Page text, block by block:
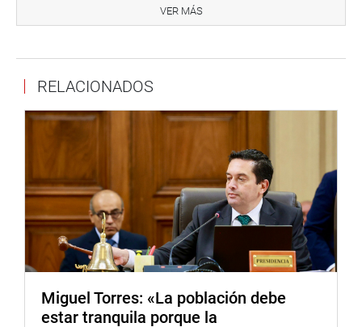
empresa reconocía su responsabilidad por los daños
causados a la comunidad de Megatoni, a quienes no
sus familias.
Los dirigentes ashaninkas, masigengas y Yine Yami
expresaron que ojalá la empresa cumpla con lo que está
ofreciendo, porque la situación de hambre que están
atravesando nuestros familiares es alarmante, que se
complica con la aparición de una serie de enfermedades y
plagas.
autoridades de la TGP cumplir con lo ofrecido, “porque
mis compañeros indígenas están decididos a tomar las
VER MÁS
RELACIONADOS
Miguel Torres: «La población debe
estar tranquila porque la